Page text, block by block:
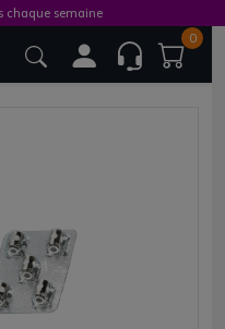
0
chaque semaine